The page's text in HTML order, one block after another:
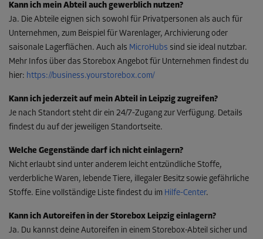
Kann ich mein Abteil auch gewerblich nutzen?
Ja. Die Abteile eignen sich sowohl für Privatpersonen als auch für
Unternehmen, zum Beispiel für Warenlager, Archivierung oder
saisonale Lagerflächen. Auch als MicroHubs sind sie ideal nutzbar.
Mehr Infos über das Storebox Angebot für Unternehmen findest du
hier: https://business.yourstorebox.com/
Kann ich jederzeit auf mein Abteil in Leipzig zugreifen?
Je nach Standort steht dir ein 24/7-Zugang zur Verfügung. Details
findest du auf der jeweiligen Standortseite.
Welche Gegenstände darf ich nicht einlagern?
Nicht erlaubt sind unter anderem leicht entzündliche Stoffe,
verderbliche Waren, lebende Tiere, illegaler Besitz sowie gefährliche
Stoffe. Eine vollständige Liste findest du im Hilfe-Center.
Kann ich Autoreifen in der Storebox Leipzig einlagern?
Ja. Du kannst deine Autoreifen in einem Storebox-Abteil sicher und